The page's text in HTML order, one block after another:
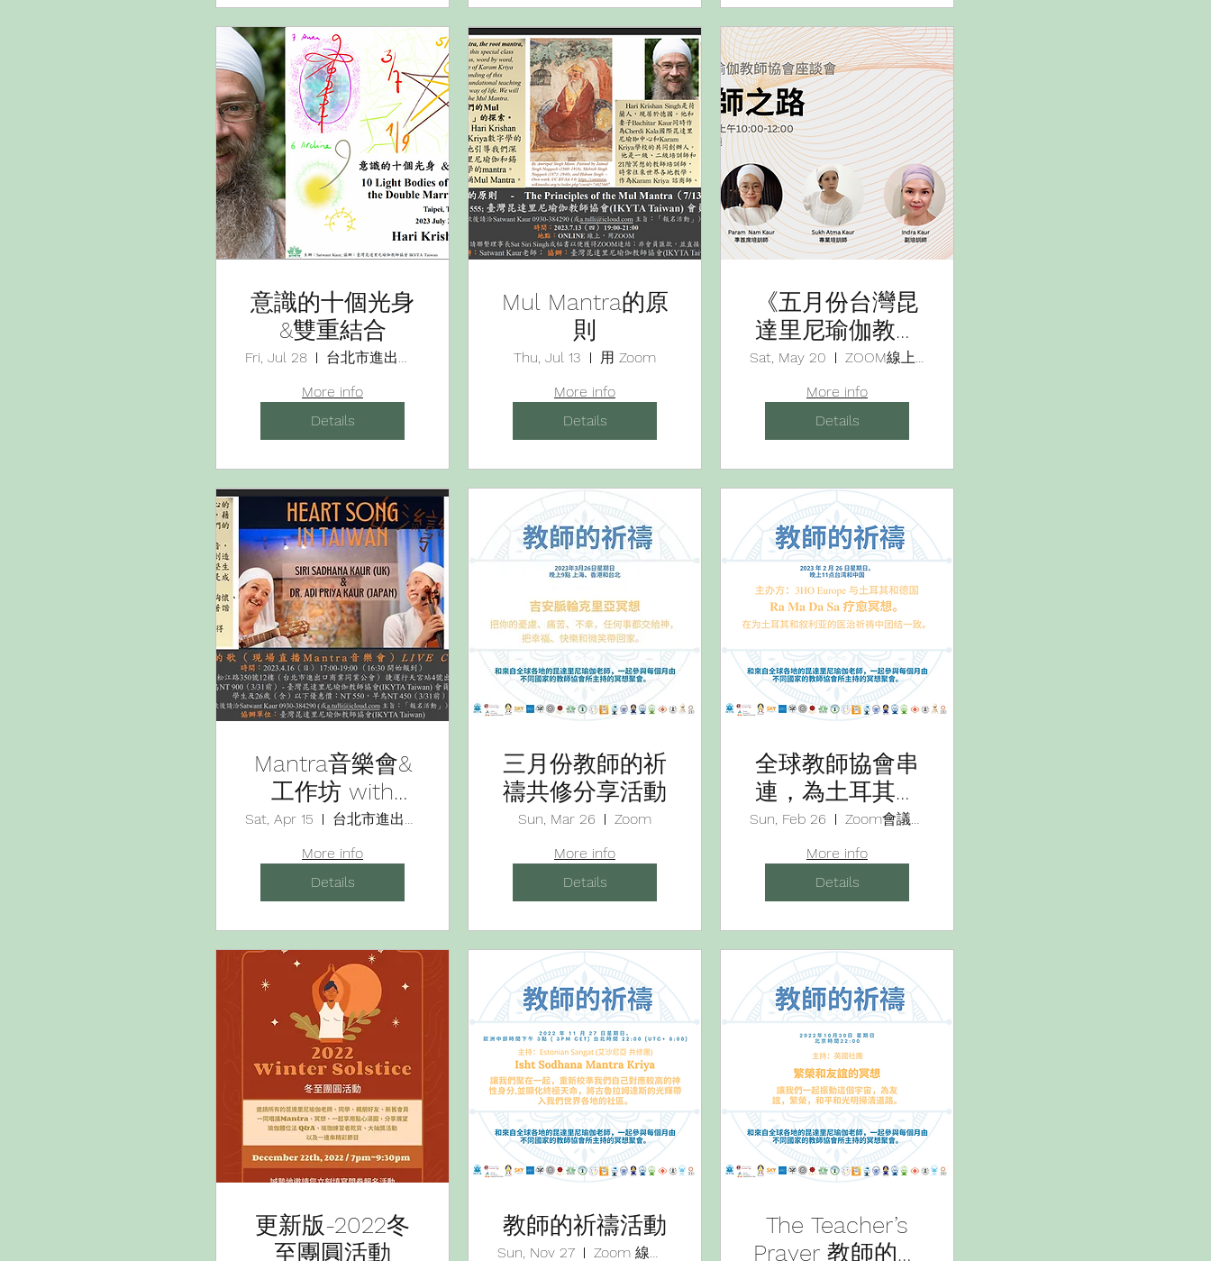
意識的十個光身
&雙重結合
Fri, Jul 28
台北市進出口商業同業公會
More info
Details
Mul Mantra的原
則
Thu, Jul 13
用 Zoom
More info
Details
《五月份台灣昆
達里尼瑜伽教師
協會座談會：培
訓師之路》
Sat, May 20
ZOOM線上會議室
More info
Details
Mantra音樂會&
工作坊 with
SiriSadhana
(UK)&Dr.Adi
Priya(TW/Japan)-
LIVE!
Sat, Apr 15
台北市進出口商業同業公會（12樓）
More info
Details
三月份教師的祈
禱共修分享活動
Sun, Mar 26
Zoom
More info
Details
全球教師協會串
連，為土耳其與
敘利亞一起療癒
冥想祈福捐助。
Sun, Feb 26
Zoom會議編號：813 7392 9291
More info
Details
更新版-2022冬
至團圓活動
教師的祈禱活動
Sun, Nov 27 Zoom 線上活動
The Teacher’s
Prayer 教師的祈